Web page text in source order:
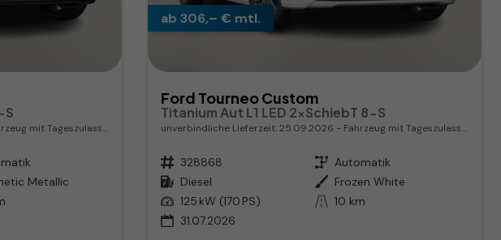
S
mit Tageszulassung
Metallic
ab 306,– € mtl.
Ford Tourneo Custom
Titanium Aut L1 LED 2xSchiebT 8-S
unverbindliche Lieferzeit:25.09.2026 Fahrzeug mit Tageszulassung
Fahrzeugnr. 328868 Getriebe Automatik
Kraftstoff Diesel Außenfarbe Frozen White
Leistung 125 kW (170 PS) Kilometerstand 10 km
31.07.2026